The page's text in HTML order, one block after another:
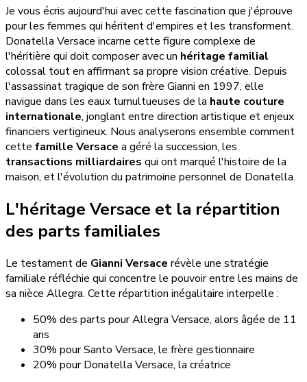
Je vous écris aujourd'hui avec cette fascination que j'éprouve
pour les femmes qui héritent d'empires et les transforment.
Donatella Versace incarne cette figure complexe de
l'héritière qui doit composer avec un héritage familial
colossal tout en affirmant sa propre vision créative. Depuis
l'assassinat tragique de son frère Gianni en 1997, elle
navigue dans les eaux tumultueuses de la haute couture
internationale, jonglant entre direction artistique et enjeux
financiers vertigineux. Nous analyserons ensemble comment
cette famille Versace a géré la succession, les
transactions milliardaires qui ont marqué l'histoire de la
maison, et l'évolution du patrimoine personnel de Donatella.
L'héritage Versace et la répartition
des parts familiales
Le testament de Gianni Versace révèle une stratégie
familiale réfléchie qui concentre le pouvoir entre les mains de
sa nièce Allegra. Cette répartition inégalitaire interpelle :
50% des parts pour Allegra Versace, alors âgée de 11
ans
30% pour Santo Versace, le frère gestionnaire
20% pour Donatella Versace, la créatrice